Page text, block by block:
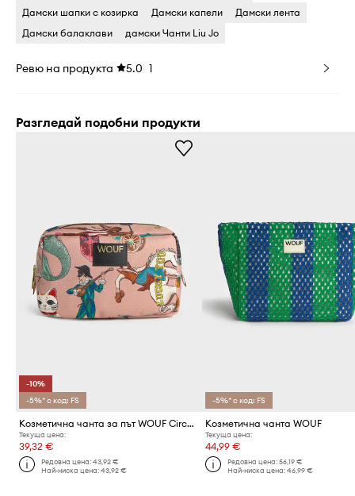
Дамски шапки с козирка
Дамски капели
Дамски лента
Дамски балаклави
дамски Чанти Liu Jo
Ревю на продукта 5.0 1
Разгледай подобни продукти
-10%
-5%* с код: FS
Козметична чанта за път WOUF Circus 20 x 13 x 9.5 cm
Текуща цена:
39,32 €
Редовна цена:43,92 €
Най-ниска цена:43,92 €
-5%* с код: FS
Козметична чанта WOUF
Текуща цена:
44,99 €
Редовна цена: 56,19 €
Най-ниска цена: 46,99 €